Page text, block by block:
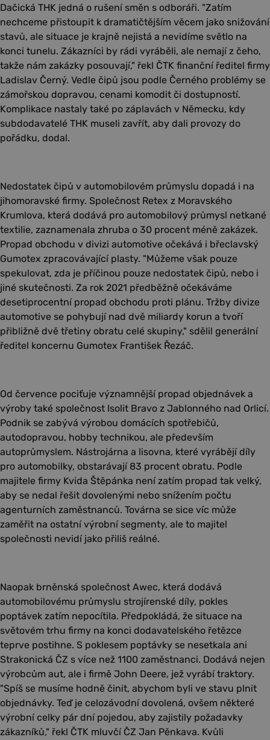
Dačická THK jedná o rušení směn s odboráři. "Zatím
nechceme přistoupit k dramatičtějším věcem jako snižování
stavů, ale situace je krajně nejistá a nevidíme světlo na
konci tunelu. Zákazníci by rádi vyráběli, ale nemají z čeho,
takže nám zakázky posouvají," řekl ČTK finanční ředitel firmy
Ladislav Černý. Vedle čipů jsou podle Černého problémy se
zámořskou dopravou, cenami komodit či dostupností.
Komplikace nastaly také po záplavách v Německu, kdy
subdodavatelé THK museli zavřít, aby dali provozy do
pořádku, dodal.
Nedostatek čipů v automobilovém průmyslu dopadá i na
jihomoravské firmy. Společnost Retex z Moravského
Krumlova, která dodává pro automobilový průmysl netkané
textilie, zaznamenala zhruba o 30 procent méně zakázek.
Propad obchodu v divizi automotive očekává i břeclavský
Gumotex zpracovávající plasty. "Můžeme však pouze
spekulovat, zda je příčinou pouze nedostatek čipů, nebo i
jiné skutečnosti. Za rok 2021 předběžně očekáváme
desetiprocentní propad obchodu proti plánu. Tržby divize
automotive se pohybují nad dvě miliardy korun a tvoří
přibližně dvě třetiny obratu celé skupiny," sdělil generální
ředitel koncernu Gumotex František Řezáč.
Od července pociťuje významnější propad objednávek a
výroby také společnost Isolit Bravo z Jablonného nad Orlicí.
Podnik se zabývá výrobou domácích spotřebičů,
autodopravou, hobby technikou, ale především
autoprůmyslem. Nástrojárna a lisovna, které vyrábějí díly
pro automobilky, obstarávají 83 procent obratu. Podle
majitele firmy Kvida Štěpánka není zatím propad tak velký,
aby se nedal řešit dovolenými nebo snížením počtu
agenturních zaměstnanců. Továrna se sice víc může
zaměřit na ostatní výrobní segmenty, ale to majitel
společnosti nevidí jako přiliš reálné.
Naopak brněnská společnost Awec, která dodává
automobilovému průmyslu strojírenské díly, pokles
poptávek zatím nepocítila. Předpokládá, že situace na
světovém trhu firmy na konci dodavatelského řetězce
teprve postihne. S poklesem poptávky se nesetkala ani
Strakonická ČZ s více než 1100 zaměstnanci. Dodává nejen
výrobcům aut, ale i firmě John Deere, jež vyrábí traktory.
"Spíš se musíme hodně činit, abychom byli ve stavu plnit
objednávky. Teď je celozávodní dovolená, ovšem některé
výrobní celky pár dní pojedou, aby zajistily požadavky
zákazníků," řekl ČTK mluvčí ČZ Jan Pěnkava. Kvůli